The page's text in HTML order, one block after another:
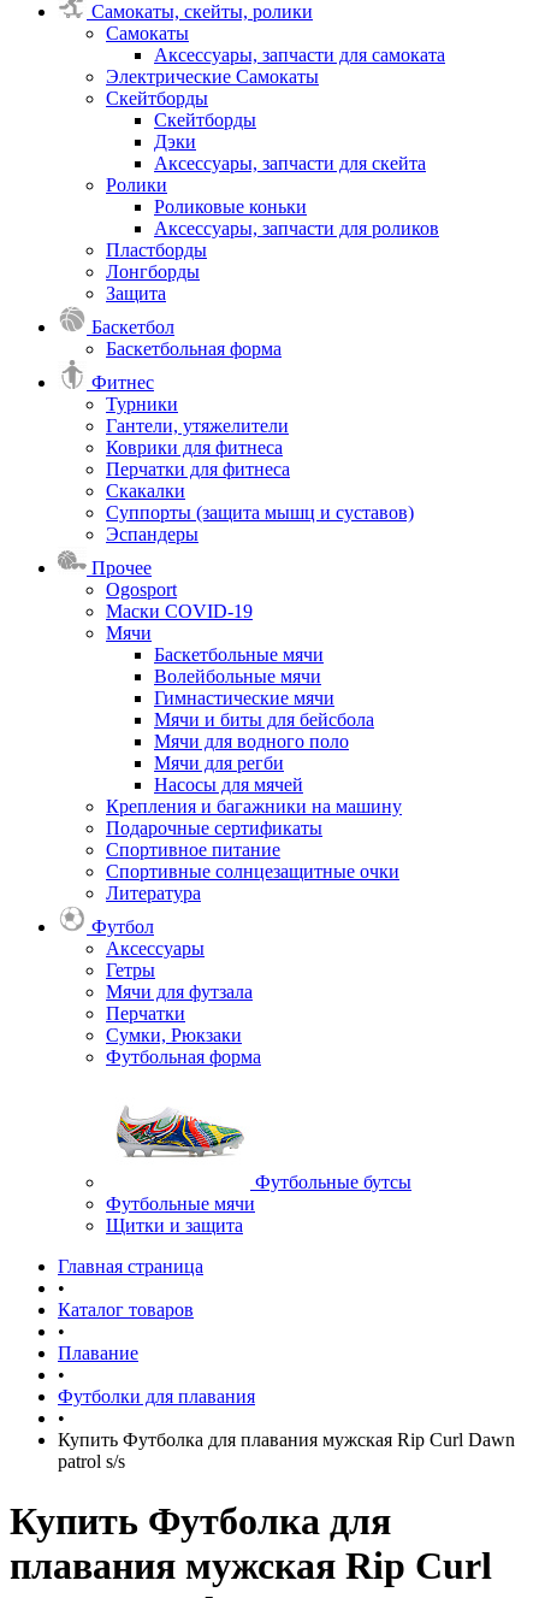
Самокаты, скейты, ролики
Самокаты
Аксессуары, запчасти для самоката
Электрические Самокаты
Скейтборды
Скейтборды
Дэки
Аксессуары, запчасти для скейта
Ролики
Роликовые коньки
Аксессуары, запчасти для роликов
Пластборды
Лонгборды
Защита
Баскетбол
Баскетбольная форма
Фитнес
Турники
Гантели, утяжелители
Коврики для фитнеса
Перчатки для фитнеса
Скакалки
Суппорты (защита мышц и суставов)
Эспандеры
Прочее
Ogosport
Маски COVID-19
Мячи
Баскетбольные мячи
Волейбольные мячи
Гимнастические мячи
Мячи и биты для бейсбола
Мячи для водного поло
Мячи для регби
Насосы для мячей
Крепления и багажники на машину
Подарочные сертификаты
Спортивное питание
Спортивные солнцезащитные очки
Литература
Футбол
Аксессуары
Гетры
Мячи для футзала
Перчатки
Сумки, Рюкзаки
Футбольная форма
Футбольные бутсы
Футбольные мячи
Щитки и защита
Главная страница
•
Каталог товаров
•
Плавание
•
Футболки для плавания
•
Купить Футболка для плавания мужская Rip Curl Dawn
patrol s/s
Купить Футболка для
плавания мужская Rip Curl